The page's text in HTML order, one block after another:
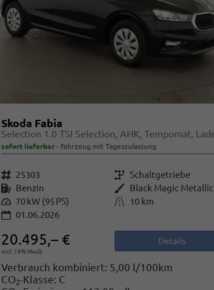
Skoda Fabia
sofort lieferbar Fahrzeug mit Tageszulassung
Fahrzeugnr. 25303 Getriebe Schaltgetriebe
Kraftstoff Benzin Außenfarbe Black Magic Metallic
Leistung 70 kW (95 PS) Kilometerstand
10 km
01.06.2026
20.495,– €
incl. 19% MwSt.
Details
Verbrauch kombiniert: 5,00 l/100km
CO2-Klasse: C